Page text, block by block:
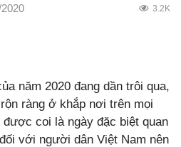
3.2K
năm 2020 đang dần trôi qua,
ràng ở khắp nơi trên mọi
coi là ngày đặc biệt quan
với người dân Việt Nam nên